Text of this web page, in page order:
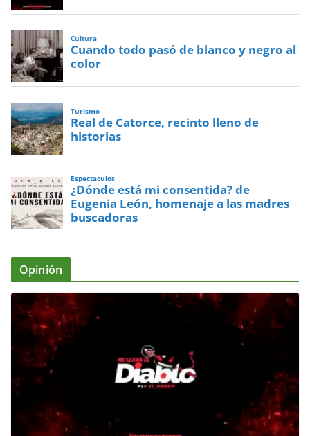
Cultura
Cuando todo pasó de blanco y negro al
color
Turismo
Real de Catorce, recinto lleno de
historias
Espectaculos
¿Dónde está mi consentida? de
Eugenia León, homenaje a las madres
buscadoras
Opinión